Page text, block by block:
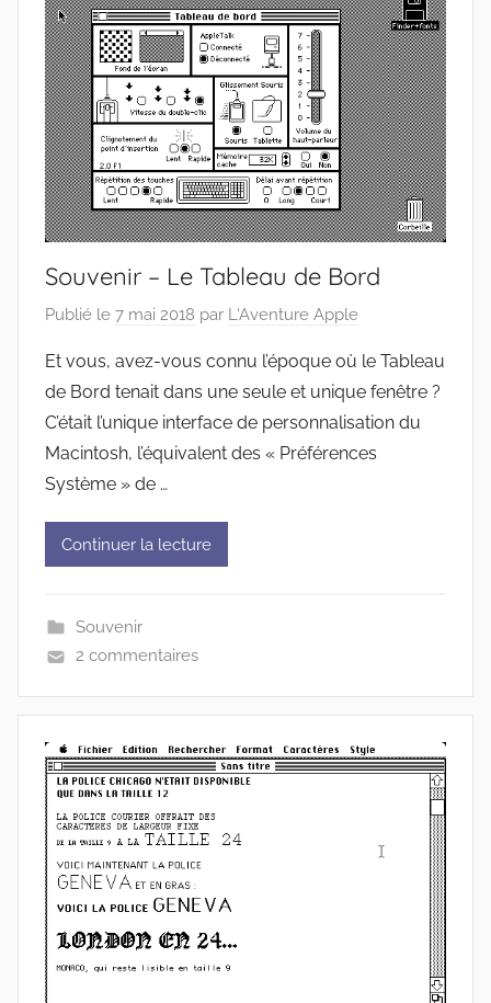
Souvenir – Le Tableau de Bord
Publié le 7 mai 2018 par L'Aventure Apple
Et vous, avez-vous connu l’époque où le Tableau
de Bord tenait dans une seule et unique fenêtre ?
C’était l’unique interface de personnalisation du
Macintosh, l’équivalent des « Préférences
Système » de …
Continuer la lecture
Souvenir
2 commentaires